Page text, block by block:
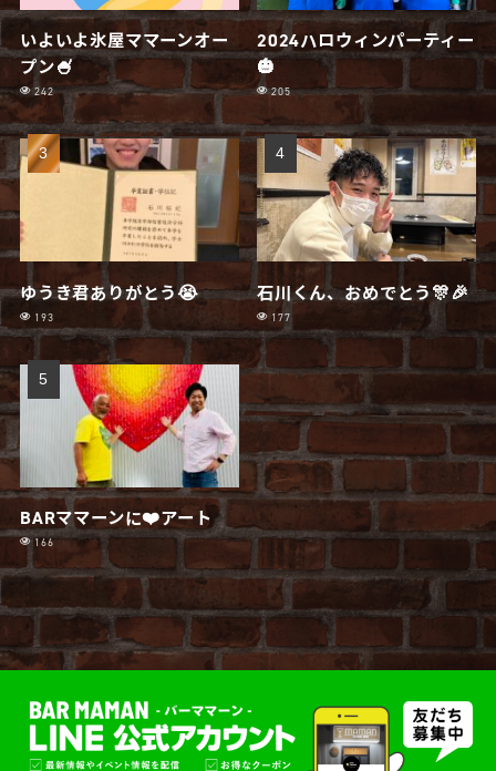
いよいよ氷屋ママーンオー
プン🍧
242
2024ハロウィンパーティー
🎃
205
ゆうき君ありがとう😭
193
石川くん、おめでとう🎊🎉
177
BARママーンに❤️アート
166